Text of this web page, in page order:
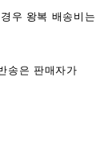
우 왕복 배송비는
송은 판매자가